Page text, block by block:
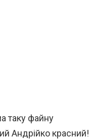
таку файну
Андрійко красний!